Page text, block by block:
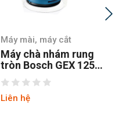
Máy mài, máy cắt
Máy chà nhám rung
tròn Bosch GEX 125-1
AE
Liên hệ